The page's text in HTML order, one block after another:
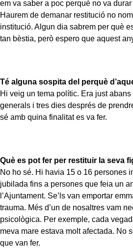
em va saber a poc perquè no va
Haurem de demanar restitució no
institució. Algun dia sabrem per què
tan bèstia, però espero que aquest
Té alguna sospita del perquè
Hi veig un tema polític. Era just abans
generals i tres dies després de
sé amb quina finalitat es va fer.
Què es pot fer per restituir la seva
No ho sé. Hi havia 15 o 16 persones
jubilada fins a persones que feia un
l’Ajuntament. Se’ls van emportar
trauma. Més d’un de nosaltres vam
psicològica. Per exemple, cada
meva mare estava molt afectada. No
que van fer.